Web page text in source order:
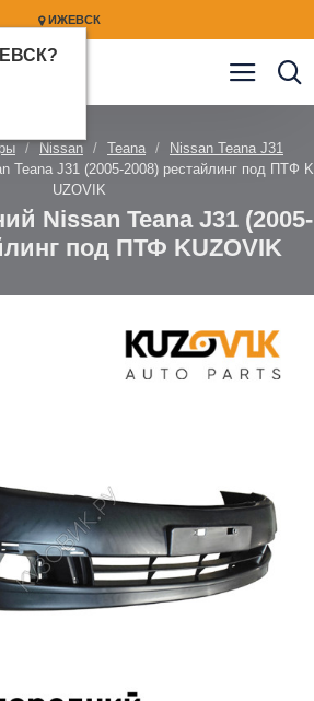
ИЖЕВСК
?
Nissan Teana
Nissan Teana J31
Teana J31 (2005-2008) рестайлинг под ПТФ K
UZOVIK
Nissan Teana J31 (2005-
под ПТФ KUZOVIK